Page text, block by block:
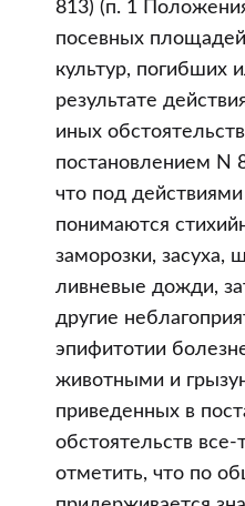
813) (п. 1
посевных
культур, погибших
результате
иных
постановлением N
что под
понимаются
заморозки, засуха,
ливневые дожди,
другие
эпифитотии
животными и
приведенных в
обстоятельств
отметить, что по